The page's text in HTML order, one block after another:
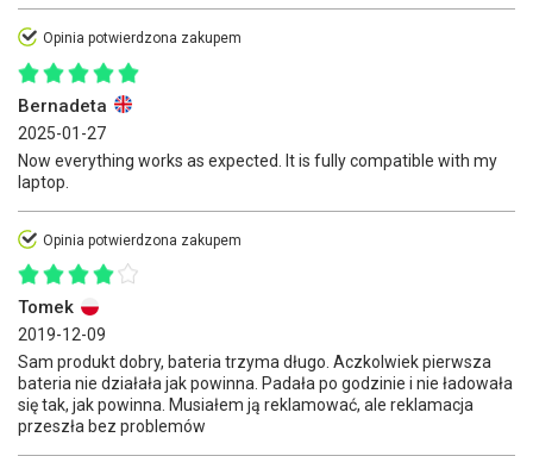
Opinia potwierdzona zakupem
Bernadeta
2025-01-27
Now everything works as expected. It is fully compatible with my
laptop.
Opinia potwierdzona zakupem
Tomek
2019-12-09
Sam produkt dobry, bateria trzyma długo. Aczkolwiek pierwsza
bateria nie działała jak powinna. Padała po godzinie i nie ładowała
się tak, jak powinna. Musiałem ją reklamować, ale reklamacja
przeszła bez problemów